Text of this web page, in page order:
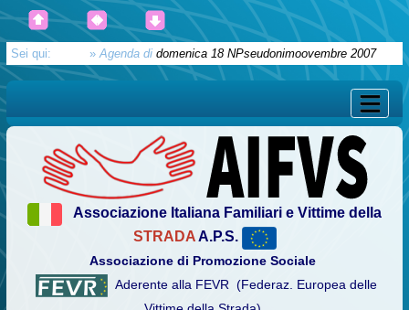
Sei qui: »Agenda di domenica 18 NPseudonimoovembre 2007
Associazione Italiana Familiari e Vittime della
STRADAA.P.S.
Associazione di Promozione Sociale
Aderente alla FEVR (Federaz. Europea delle